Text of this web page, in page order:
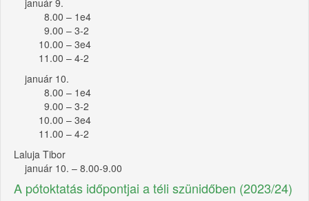
január 9.
8.00 – 1e4
9.00 – 3-2
10.00 – 3e4
11.00 – 4-2
január 10.
8.00 – 1e4
9.00 – 3-2
10.00 – 3e4
11.00 – 4-2
Laluja Tibor
január 10. – 8.00-9.00
A pótoktatás időpontjai a téli szünidőben (2023/24)